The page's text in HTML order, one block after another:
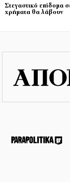
Στεγαστικό επίδομα
χρήματα θα λάβουν